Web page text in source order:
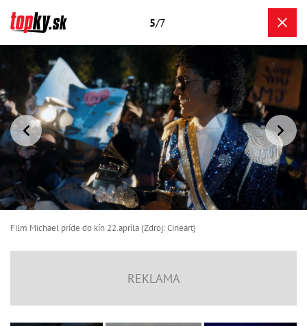
5/7
Film Michael príde do kín 22.apríla (Zdroj: Cineart)